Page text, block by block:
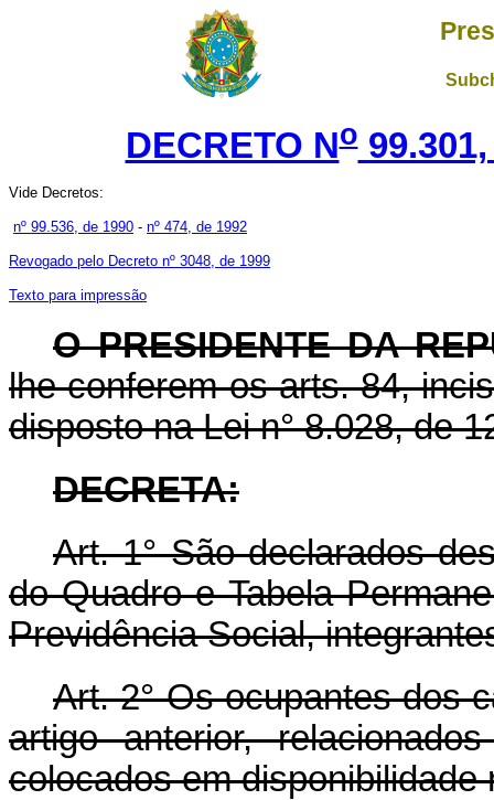
DECRETO No99.301,
Vide Decretos:
nº 99.536, de 1990 - nº 474, de 1992
Revogado pelo Decreto nº 3048, de 1999
Texto para impressão
O PRESIDENTE DA
lhe conferem os arts. 84,
disposto na Lei n° 8.028, de
DECRETA:
Art.1° São declarados
do Quadro e Tabela
Previdência Social,
Art.2° Os ocupantes dos
artigo anterior,
colocados em disponibilidade